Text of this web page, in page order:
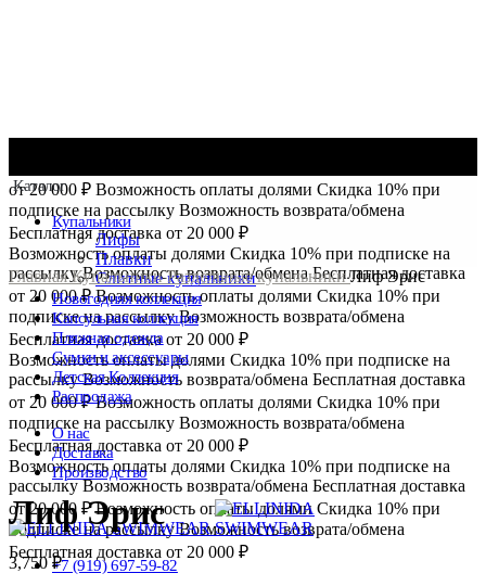
от 20 000 ₽ Возможность оплаты долями Скидка 10% при
подписке на рассылку Возможность возврата/обмена
Бесплатная доставка от 20 000 ₽
Возможность оплаты долями Скидка 10% при подписке на
рассылкуВозможность возврата/обменаБесплатная доставка
от 20 000 ₽Возможность оплаты долями Скидка 10% при
подписке на рассылкуВозможность возврата/обмена
Бесплатная доставка от 20 000 ₽
Возможность оплаты долями Скидка 10% при подписке на
рассылкуВозможность возврата/обмена Бесплатная доставка
от 20 000 ₽Возможность оплаты долями Скидка 10% при
подписке на рассылку Возможность возврата/обмена
Бесплатная доставка от 20 000 ₽
Возможность оплаты долями Скидка 10% при подписке на
рассылкуВозможность возврата/обмена Бесплатная доставка
от 20 000 ₽Возможность оплаты долями Скидка 10% при
подписке на рассылкуВозможность возврата/обмена
Бесплатная доставка от 20 000 ₽
Каталог
Купальники
Лифы
Плавки
Слитные купальники
Новогодняя коллекция
Капсульная коллекция
Пляжная одежда
Сумки и аксессуары
Детская Коллекция
Распродажа
О нас
Доставка
Производство
+7 (919) 697-59-82
ГлавнаяКупальникиРаздельные купальникиЛиф Эрис
Нажмите чтобы увеличить
Лиф Эрис
3,750₽